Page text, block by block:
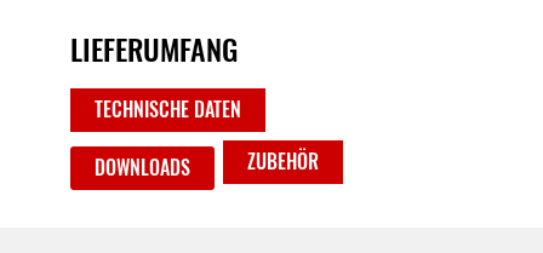
LIEFERUMFANG
TECHNISCHE DATEN
DOWNLOADS ZUBEHÖR